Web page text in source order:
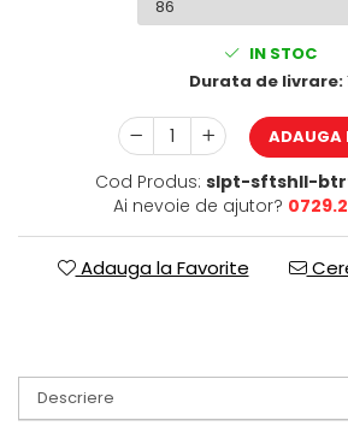
IN STOC
Durata de livrare:
ADAUGA
Cod Produs: slpt-sftshll-
Ai nevoie de ajutor?
Adauga la Favorite
Descriere